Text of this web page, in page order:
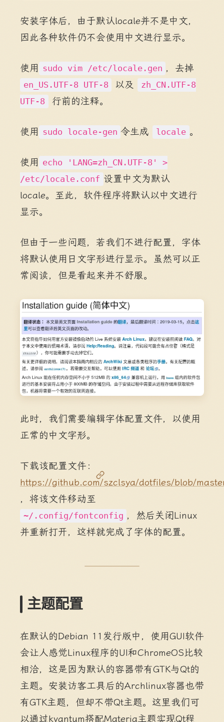
安装字体后，由于默认locale并不是中文，
因此各种软件仍不会使用中文进行显示。
使用 sudo vim /etc/locale.gen ，去掉
en_US.UTF-8 UTF-8 以及
zh_CN.UTF-8
UTF-8
行前的注释。
使用 sudo locale-gen 令生成 locale 。
使用 echo 'LANG=zh_CN.UTF-8' >
/etc/locale.conf 设置中文为默认
locale。至此，软件程序将默认以中文进行
显示。
但由于一些问题，若我们不进行配置，字体
将默认使用日文字形进行显示。虽然可以正
常阅读，但是看起来并不舒服。
此时，我们需要编辑字体配置文件，以使用
正常的中文字形。
下载该配置文件：
https://github.com/szclsya/dotfiles/blob/
，将该文件移动至
~/.config/fontconfig ，然后关闭Linux
并重新打开，这样就完成了字体的配置。
主题配置
在默认的Debian 11发行版中，使用GUI软件
会让人感觉Linux程序的UI和ChromeOS比较
相洽，这是因为默认的容器带有GTK与Qt的
主题。安装访客工具后的Archlinux容器也带
有GTK主题，但却不带Qt主题。这里我们可
以通过kvantum搭配Materia主题实现Qt程